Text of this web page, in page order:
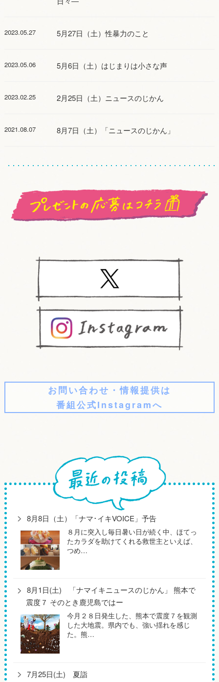
2023.05.27 5月27日（土）性暴力のこと
2023.05.06 5月6日（土）はじまりは小さな声
2023.02.25 2月25日（土）ニュースのじかん
2021.08.07 8月7日（土）「ニュースのじかん」
お問い合わせ・情報提供は
番組公式Instagramへ
8月8日（土）「ナマ･イキVOICE」予告
８月に突入し毎日暑い日が続く中、ほてっ
たカラダを助けてくれる救世主といえば、
つめ…
8月1日(土) 「ナマイキニュースのじかん」 熊本で
震度７ そのとき鹿児島ではー
今月２８日発生した、熊本で震度７を観測
した大地震。県内でも、強い揺れを感じ
た。熊…
7月25日(土) 夏詣